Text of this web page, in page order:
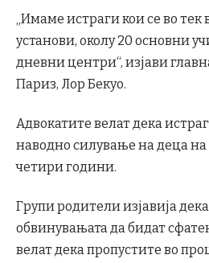
„Имаме истраги кои се во
установи, околу 20 основни
дневни центри“, изјави
Париз, Лор Бекуо.
Адвокатите велат дека
наводно силување на деца на
четири години.
Групи родители изјавија
обвинувањата да бидат
велат дека пропустите во